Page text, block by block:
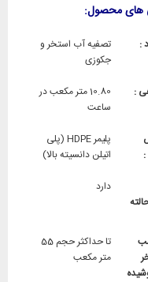
های محصول:
:
تصفیه آب استخر و
جکوزی
:
10.80 متر مکعب در
ساعت
:
پلیمر HDPE (پلی
اتیلن دانسیته بالا)
دارد
تا حداکثر حجم 55
متر مکعب